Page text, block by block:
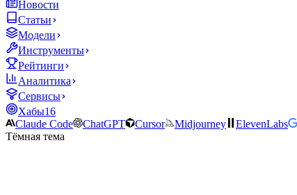
Новости
Статьи
Модели
Инструменты
Рейтинги
Аналитика
Сервисы
Хабы16
Claude Code
ChatGPT Cursor Midjourney ElevenLabs
Тёмная тема